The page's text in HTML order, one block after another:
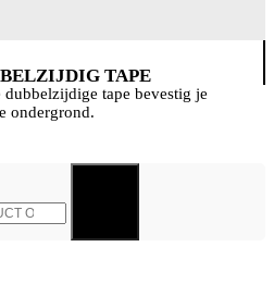
TAPE
tape bevestig je
ondergrond.